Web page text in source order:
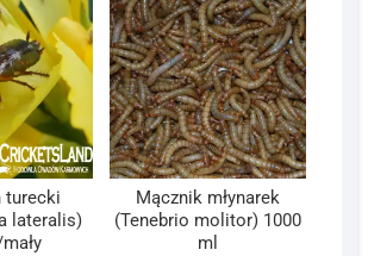
turecki
lateralis)
Mącznik młynarek
(Tenebrio molitor) 1000
ml